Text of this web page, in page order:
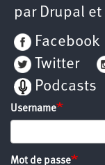
par Drupal et
Facebook
Twitter
Podcasts
Username
Mot de passe